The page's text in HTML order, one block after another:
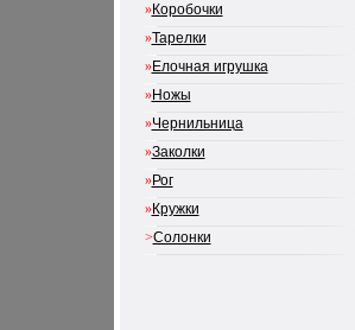
»Коробочки
»Тарелки
»Елочная игрушка
»Ножы
»Чернильница
»Заколки
»Рог
»Кружки
>Солонки